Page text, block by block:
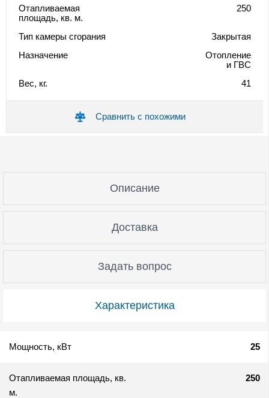
Отапливаемая
площадь, кв. м.
250
Тип камеры сгорания
Закрытая
Назначение
Отопление
и ГВС
Вес, кг.
41
Сравнить с похожими
Характеристика
Описание
Доставка
Задать вопрос
Мощность, кВт 25
Отапливаемая площадь, кв.
м.
250